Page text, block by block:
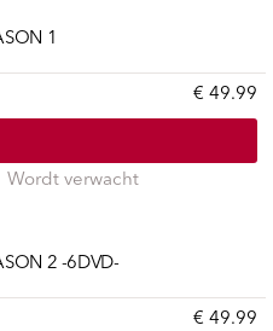
1
€ 49.99
Wordt verwacht
2 -6DVD-
€ 49.99